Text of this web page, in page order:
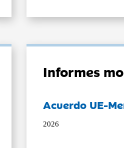
Informes
Acuerdo UE-
2026